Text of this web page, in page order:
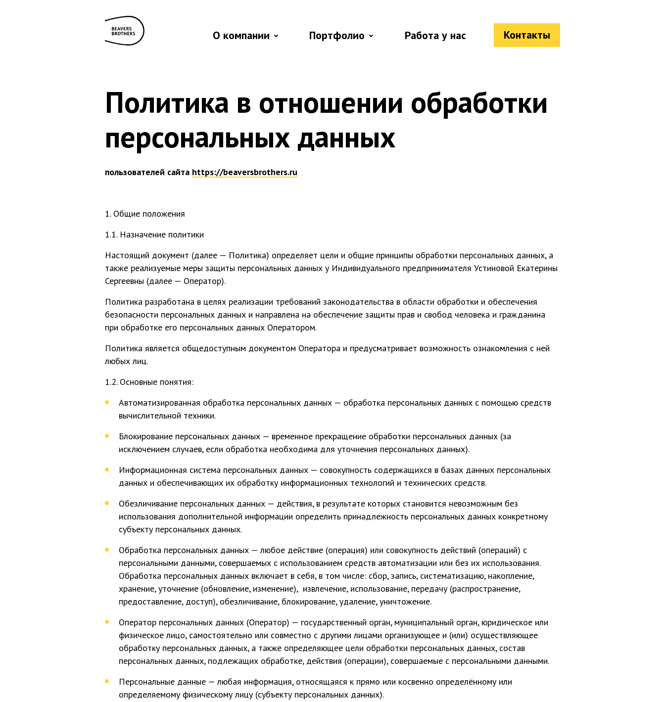
О компании Портфолио Работа у нас Контакты
Политика в отношении обработки
персональных данных
пользователей сайта https://beaversbrothers.ru
1. Общие положения
1.1. Назначение политики
Настоящий документ (далее — Политика) определяет цели и общие принципы обработки персональных данных, а
также реализуемые меры защиты персональных данных у Индивидуального предпринимателя Устиновой Екатерины
Сергеевны (далее — Оператор).
Политика разработана в целях реализации требований законодательства в области обработки и обеспечения
безопасности персональных данных и направлена на обеспечение защиты прав и свобод человека и гражданина
при обработке его персональных данных Оператором.
Политика является общедоступным документом Оператора и предусматривает возможность ознакомления с ней
любых лиц.
1.2. Основные понятия:
Автоматизированная обработка персональных данных — обработка персональных данных с помощью средств
вычислительной техники.
Блокирование персональных данных — временное прекращение обработки персональных данных (за
исключением случаев, если обработка необходима для уточнения персональных данных).
Информационная система персональных данных — совокупность содержащихся в базах данных персональных
данных и обеспечивающих их обработку информационных технологий и технических средств.
Обезличивание персональных данных — действия, в результате которых становится невозможным без
использования дополнительной информации определить принадлежность персональных данных конкретному
субъекту персональных данных.
Обработка персональных данных — любое действие (операция) или совокупность действий (операций) с
персональными данными, совершаемых с использованием средств автоматизации или без их использования.
Обработка персональных данных включает в себя, в том числе: сбор, запись, систематизацию, накопление,
хранение, уточнение (обновление, изменение), извлечение, использование, передачу (распространение,
предоставление, доступ), обезличивание, блокирование, удаление, уничтожение.
Оператор персональных данных (Оператор) — государственный орган, муниципальный орган, юридическое или
физическое лицо, самостоятельно или совместно с другими лицами организующее и (или) осуществляющее
обработку персональных данных, а также определяющее цели обработки персональных данных, состав
персональных данных, подлежащих обработке, действия (операции), совершаемые с персональными данными.
Персональные данные — любая информация, относящаяся к прямо или косвенно определённому или
определяемому физическому лицу (субъекту персональных данных).